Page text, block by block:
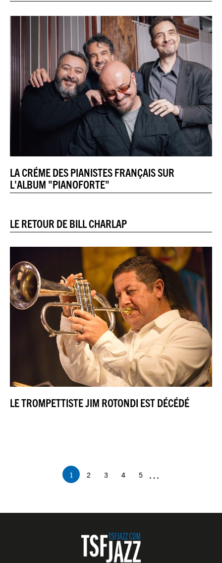
LA CRÉME DES PIANISTES FRANÇAIS SUR
L'ALBUM "PIANOFORTE"
LE RETOUR DE BILL CHARLAP
LE TROMPETTISTE JIM ROTONDI EST DÉCÉDÉ
Page
courante
1 Page
2 Page
3 Page
4 Page
5 …